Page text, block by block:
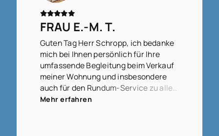
FRAU E.-M. T.
Guten Tag Herr Schropp, ich bedanke
mich bei Ihnen persönlich für Ihre
umfassende Begleitung beim Verkauf
meiner Wohnung und insbesondere
auch für den Rundum-Service zu allen
Fragen, die zwischendurch
Mehr erfahren